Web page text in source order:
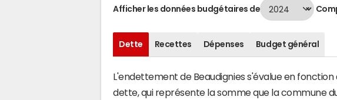
Afficher les données budgétaires de
Dette Recettes Dépenses Budget général
L'endettement de Beaudignies s'évalue en fonction
dette, qui représente la somme que la commune